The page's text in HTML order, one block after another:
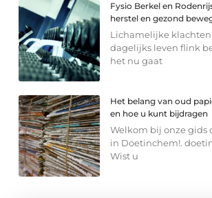
Fysio Berkel en
herstel en gezond
Lichamelijke
dagelijks leven flink
het nu gaat
Het belang van oud
en hoe u kunt bijdragen
Welkom bij onze gids
in Doetinchem!.
Wist u